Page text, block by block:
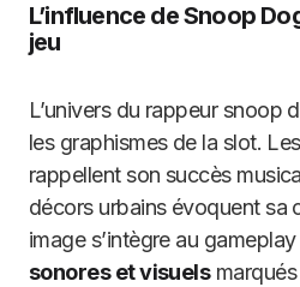
L’influence de Snoop
jeu
L’univers du rappeur snoop
les graphismes de la slot.
rappellent son succès
décors urbains évoquent sa
image s’intègre au
sonores et visuelsmarqués